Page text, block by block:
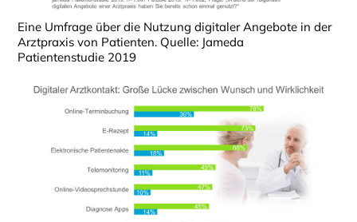
Eine Umfrage über die Nutzung digitaler Angebote in der
Arztpraxis von Patienten. Quelle: Jameda
Patientenstudie 2019